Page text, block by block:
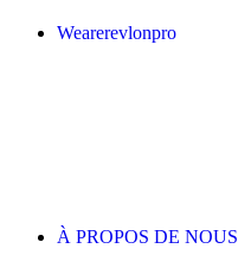
Wearerevlonpro
À PROPOS DE NOUS